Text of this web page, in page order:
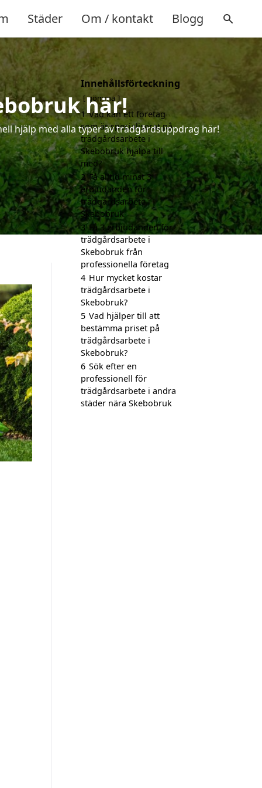
Städer Om / kontakt Blogg
här!
hjälp med alla typer av trädgårdsuppdrag här!
Innehållsförteckning
gömma
1 Vad kan ett företag
som är specialiserat på
trädgårdsarbete i
Skebobruk hjälpa till
med?
2 Få alltid minst 3
erbjudanden för
trädgårdsarbete i
Skebobruk
3 Få 3 erbjudanden för
trädgårdsarbete i
Skebobruk från
professionella företag
4 Hur mycket kostar
trädgårdsarbete i
Skebobruk?
5 Vad hjälper till att
bestämma priset på
trädgårdsarbete i
Skebobruk?
6 Sök efter en
professionell för
trädgårdsarbete i andra
städer nära Skebobruk